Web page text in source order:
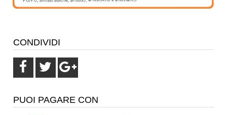
CONDIVIDI
PUOI PAGARE CON